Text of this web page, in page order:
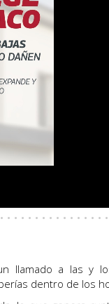
· · · · · · · · · · · · ·
llamado a las y
dentro de los